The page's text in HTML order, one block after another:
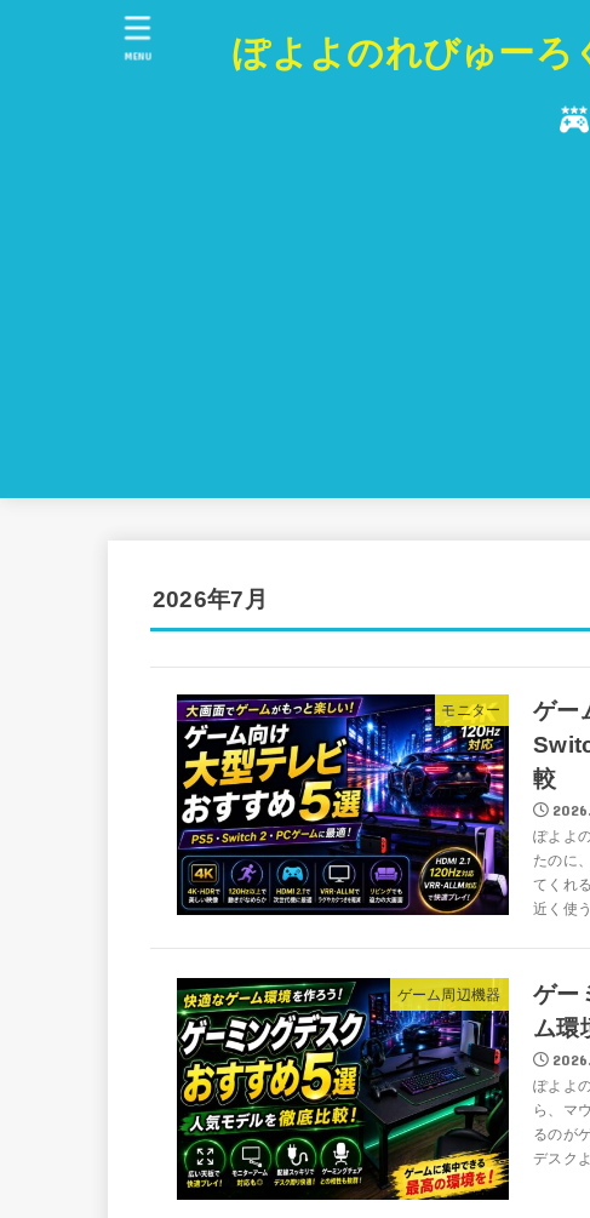
ぽよよのれびゅーろ
MENU
2026年7月
モニター
ゲー
較
ぽよよ
たのに
てくれ
近く使
ゲーム周辺機器
ゲー
ム環
ぽよよ
ら、マ
るのが
デスク